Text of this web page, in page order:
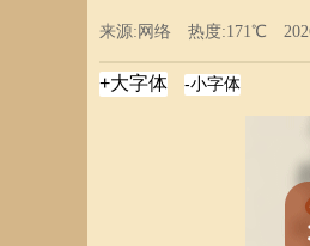
来源:网络 热度:171℃